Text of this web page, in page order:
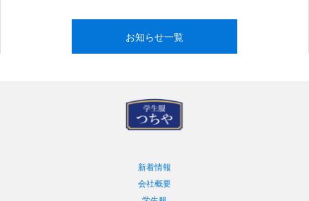
お知らせ一覧
新着情報
会社概要